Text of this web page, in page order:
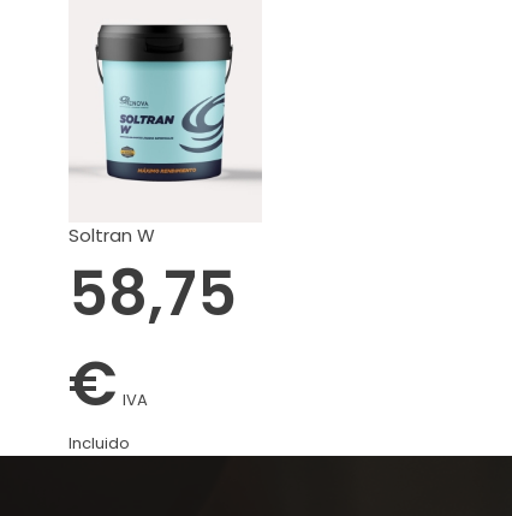
Soltran W
58,75
€ IVA
Incluido